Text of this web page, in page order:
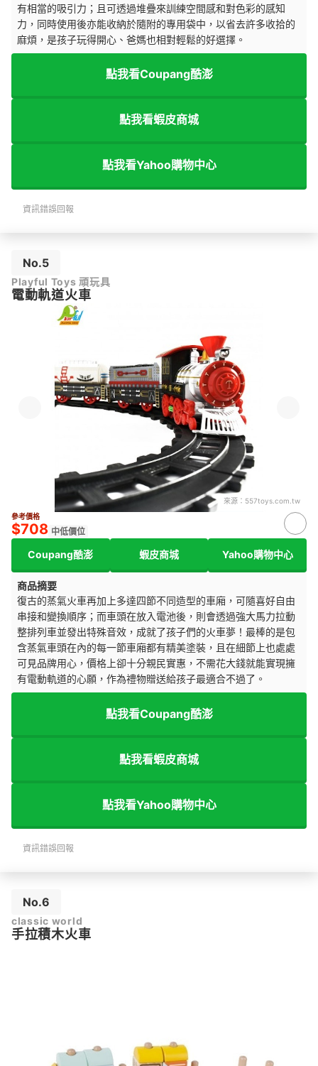
有相當的吸引力；且可透過堆疊來訓練空間感和對色彩的感知
力，同時使用後亦能收納於隨附的專用袋中，以省去許多收拾的
麻煩，是孩子玩得開心、爸媽也相對輕鬆的好選擇。
點我看Coupang酷澎
點我看蝦皮商城
點我看Yahoo購物中心
資訊錯誤回報
No.5
Playful Toys 頑玩具
電動軌道火車
來源： 557toys.com.tw
參考價格
$708 中低價位
Coupang酷澎 蝦皮商城 Yahoo購物中心
商品摘要
復古的蒸氣火車再加上多達四節不同造型的車廂，可隨喜好自由
串接和變換順序；而車頭在放入電池後，則會透過強大馬力拉動
整排列車並發出特殊音效，成就了孩子們的火車夢！最棒的是包
含蒸氣車頭在內的每一節車廂都有精美塗裝，且在細節上也處處
可見品牌用心，價格上卻十分親民實惠，不需花大錢就能實現擁
有電動軌道的心願，作為禮物贈送給孩子最適合不過了。
點我看Coupang酷澎
點我看蝦皮商城
點我看Yahoo購物中心
資訊錯誤回報
No.6
classic world
手拉積木火車